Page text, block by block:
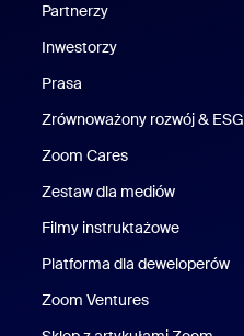
Partnerzy
Inwestorzy
Prasa
Zrównoważony rozwój & ESG
Zoom Cares
Zestaw dla mediów
Filmy instruktażowe
Platforma dla deweloperów
Zoom Ventures